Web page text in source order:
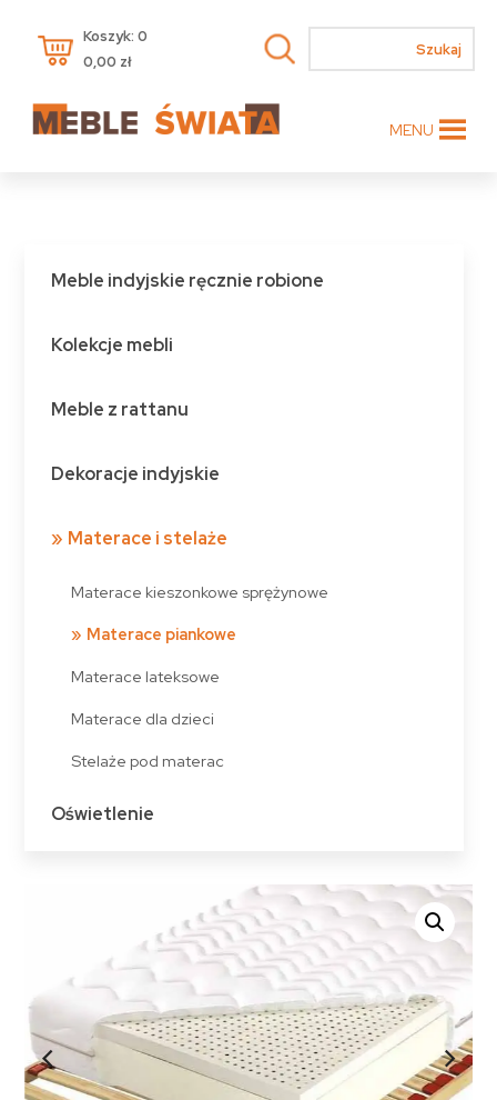
Koszyk: 0
0,00 zł
MENU
Meble indyjskie ręcznie robione
Kolekcje mebli
Meble z rattanu
Dekoracje indyjskie
Materace i stelaże
Materace kieszonkowe sprężynowe
Materace piankowe
Materace lateksowe
Materace dla dzieci
Stelaże pod materac
Oświetlenie